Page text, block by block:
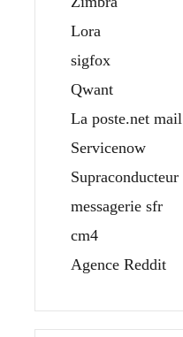
Lora
sigfox
Qwant
La poste.net mail
Servicenow
Supraconducteur
messagerie sfr
cm4
Agence Reddit